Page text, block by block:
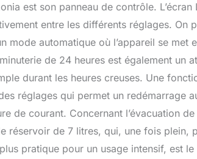
est son panneau de contrôle.
entre les différents réglages. On
mode automatique où l’appareil se met
de 24 heures est également un
durant les heures creuses. Une
réglages qui permet un redémarrage
de courant. Concernant l’évacuation de
réservoir de 7 litres, qui, une fois plein,
pratique pour un usage intensif, est